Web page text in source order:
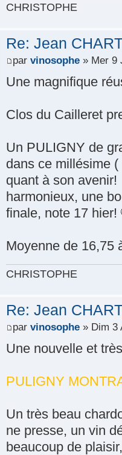
CHRISTOPHE
Re: Jean
parvinosophe » Mer 9
Une magnifique
Clos du Cailleret
Un PULIGNY de
dans ce millésime
quant à son avenir!
harmonieux, une
finale, note 17 hier!
Moyenne de
CHRISTOPHE
Re: Jean
parvinosophe » Dim 3
Une nouvelle et
PULIGNY
Un très beau
ne presse, un vin
beaucoup de